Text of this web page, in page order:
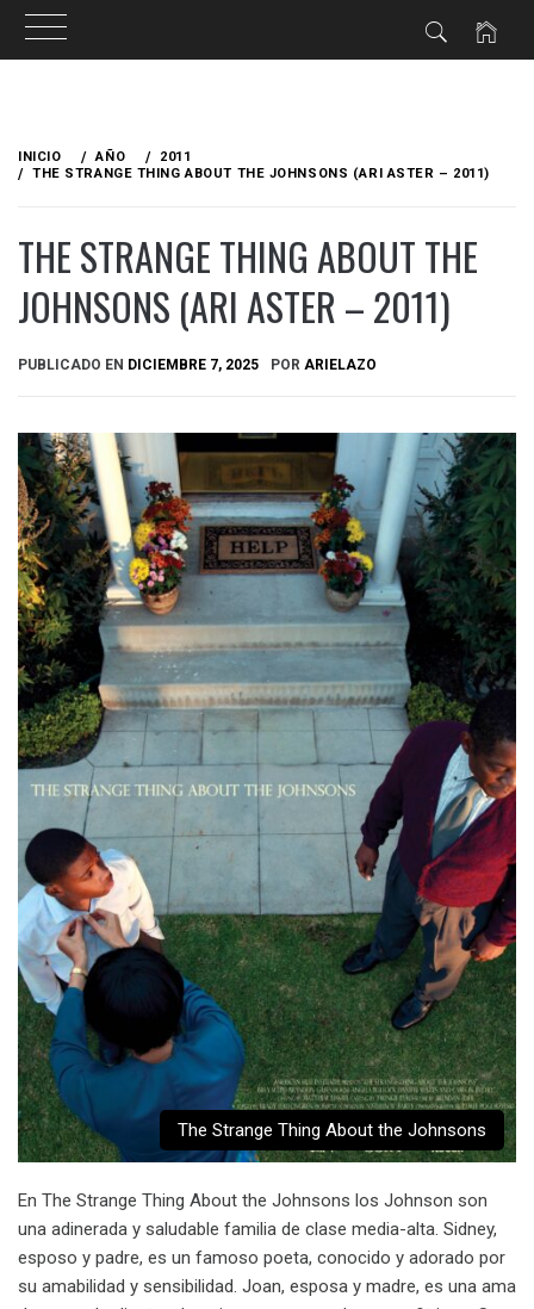
contenido
INICIO AÑO
2011
THE STRANGE THING ABOUT THE JOHNSONS (ARI ASTER – 2011)
THE STRANGE THING ABOUT THE
JOHNSONS (ARI ASTER – 2011)
PUBLICADO EN DICIEMBRE 7, 2025 POR ARIELAZO
The Strange Thing About the Johnsons
En The Strange Thing About the Johnsons los Johnson son
una adinerada y saludable familia de clase media-alta. Sidney,
esposo y padre, es un famoso poeta, conocido y adorado por
su amabilidad y sensibilidad. Joan, esposa y madre, es una ama